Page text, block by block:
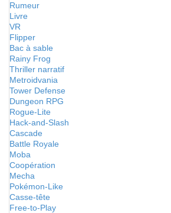
Rumeur
Livre
VR
Flipper
Bac à sable
Rainy Frog
Thriller narratif
Metroidvania
Tower Defense
Dungeon RPG
Rogue-Lite
Hack-and-Slash
Cascade
Battle Royale
Moba
Coopération
Mecha
Pokémon-Like
Casse-tête
Free-to-Play